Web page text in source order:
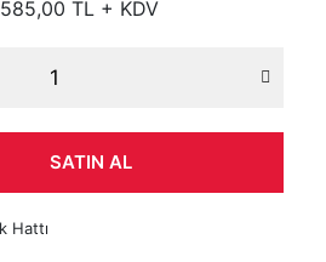
TL + KDV
SATIN AL
Hattı